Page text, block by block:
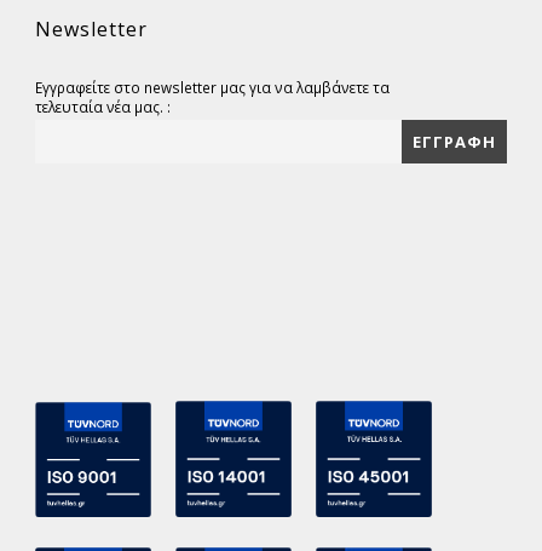
Newsletter
Εγγραφείτε στο newsletter μας για να λαμβάνετε τα
τελευταία νέα μας. :